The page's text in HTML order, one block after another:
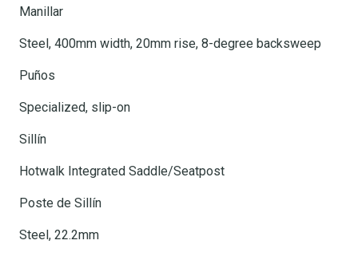
Manillar
Steel, 400mm width, 20mm rise, 8-degree backsweep
Puños
Specialized, slip-on
Sillín
Hotwalk Integrated Saddle/Seatpost
Poste de Sillín
Steel, 22.2mm